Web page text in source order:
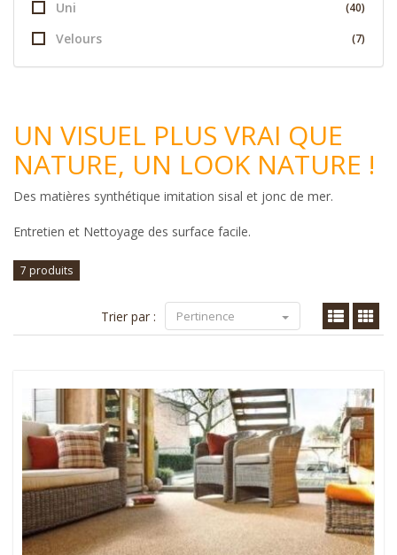
Uni (40)
Velours (7)
UN VISUEL PLUS VRAI QUE
NATURE, UN LOOK NATURE !
Des matières synthétique imitation sisal et jonc de mer.
Entretien et Nettoyage des surface facile.
7 produits
Trier par : Pertinence